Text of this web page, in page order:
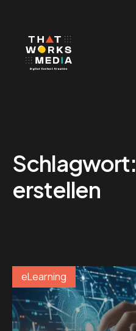
Schlagwort:
erstellen
eLearning